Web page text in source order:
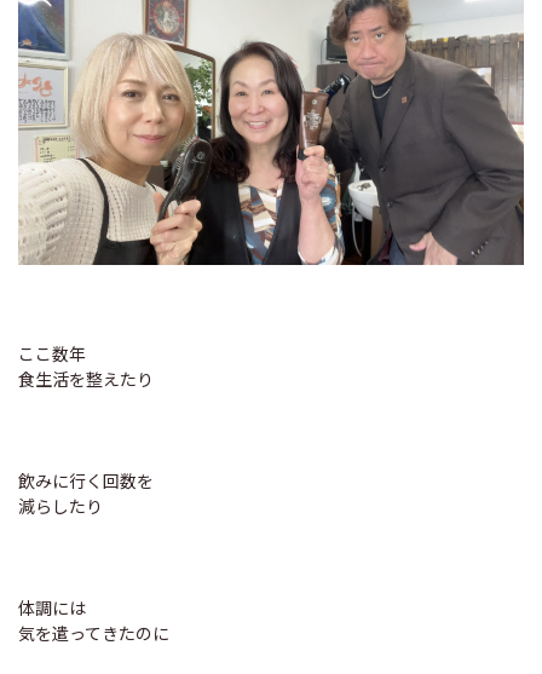
ここ数年
食生活を整えたり
飲みに行く回数を
減らしたり
体調には
気を遣ってきたのに